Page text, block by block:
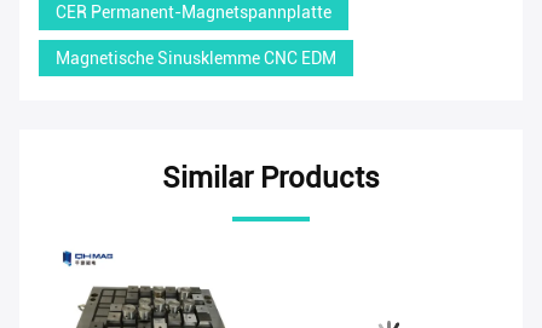
CER Permanent-Magnetspannplatte
Magnetische Sinusklemme CNC EDM
Similar Products